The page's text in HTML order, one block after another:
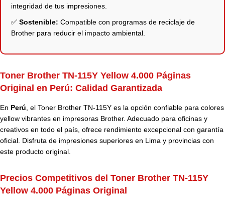
integridad de tus impresiones.
✅ Sostenible: Compatible con programas de reciclaje de
Brother para reducir el impacto ambiental.
Toner Brother TN-115Y Yellow 4.000 Páginas
Original en Perú: Calidad Garantizada
En Perú, el Toner Brother TN-115Y es la opción confiable para colores
yellow vibrantes en impresoras Brother. Adecuado para oficinas y
creativos en todo el país, ofrece rendimiento excepcional con garantía
oficial. Disfruta de impresiones superiores en Lima y provincias con
este producto original.
Precios Competitivos del Toner Brother TN-115Y
Yellow 4.000 Páginas Original